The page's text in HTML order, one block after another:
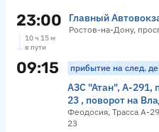
23:00 Главный
Ростов-на-Дону,
10 ч 15 м
в пути
09:15 прибытие на след.
АЗС "Атан", А-291,
23 , поворот на
Феодосия, Трасса А-
23